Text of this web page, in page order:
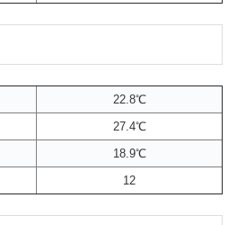
22.8℃
27.4℃
18.9℃
12